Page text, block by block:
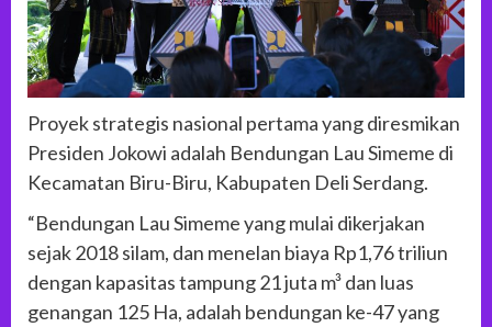
Proyek strategis nasional pertama yang diresmikan
Presiden Jokowi adalah Bendungan Lau Simeme di
Kecamatan Biru-Biru, Kabupaten Deli Serdang.
“Bendungan Lau Simeme yang mulai dikerjakan
sejak 2018 silam, dan menelan biaya Rp1,76 triliun
dengan kapasitas tampung 21 juta m³ dan luas
genangan 125 Ha, adalah bendungan ke-47 yang